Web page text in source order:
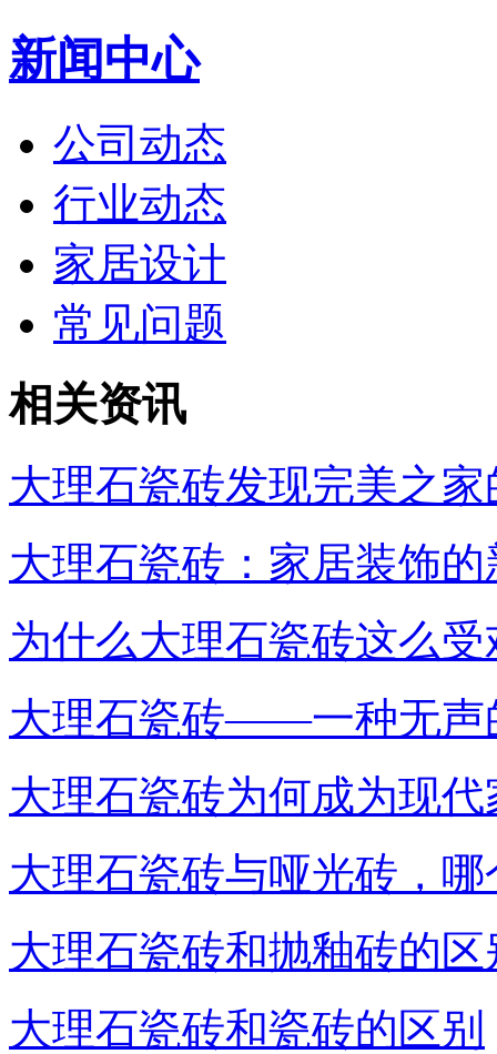
新闻中心
公司动态
行业动态
家居设计
常见问题
相关资讯
大理石瓷砖发现完美之家
大理石瓷砖：家居装饰的
为什么大理石瓷砖这么受
大理石瓷砖——一种无声
大理石瓷砖为何成为现
大理石瓷砖与哑光砖，哪
大理石瓷砖和抛釉砖的区
大理石瓷砖和瓷砖的区别